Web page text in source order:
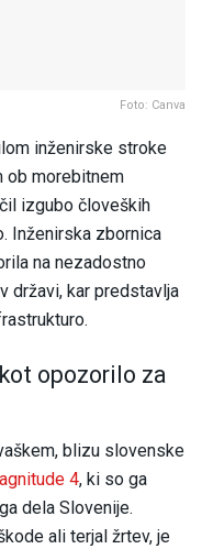
Foto: Canva
inženirske stroke
ob morebitnem
izgubo človeških
Inženirska zbornica
na nezadostno
državi, kar predstavlja
opozorilo za
blizu slovenske
4, ki so ga
dela Slovenije.
ali terjal žrtev, je